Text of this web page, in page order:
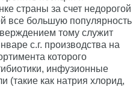
страны за счет недорогой
все большую популярность
тому служит
с.г. производства на
которого
инфузионные
(такие как натрия хлорид,